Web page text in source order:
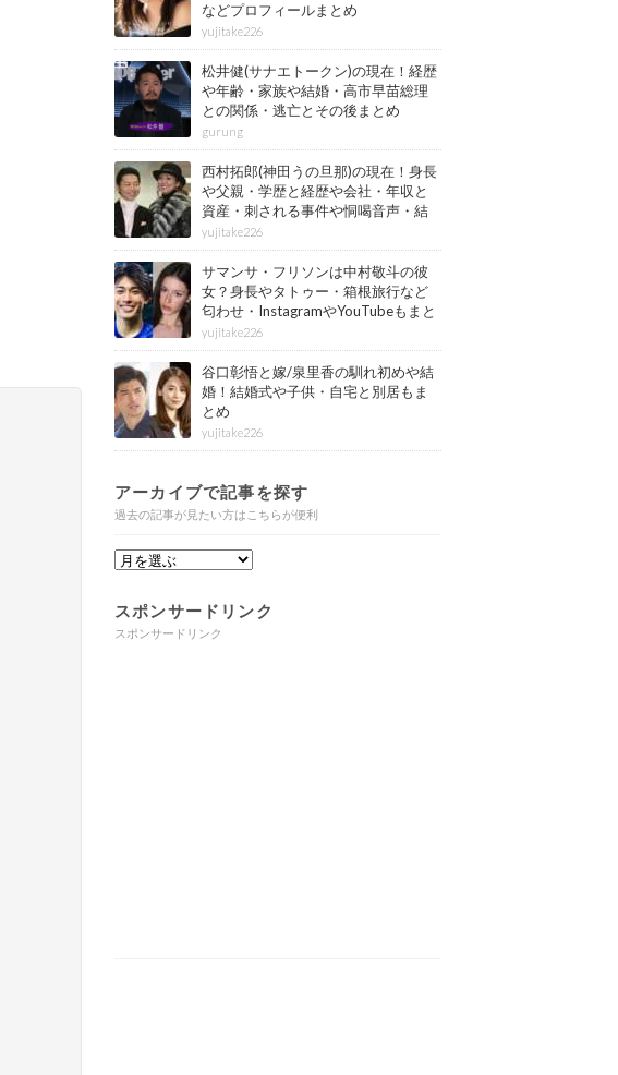
などプロフィールまとめ
yujitake226
松井健(サナエトークン)の現在！経歴
や年齢・家族や結婚・高市早苗総理
との関係・逃亡とその後まとめ
gurung
西村拓郎(神田うの旦那)の現在！身長
や父親・学歴と経歴や会社・年収と
資産・刺される事件や恫喝音声・結
婚と子供や自宅・脳梗塞の病気もま
とめ
yujitake226
サマンサ・フリソンは中村敬斗の彼
女？身長やタトゥー・箱根旅行など
匂わせ・InstagramやYouTubeもまと
め
yujitake226
谷口彰悟と嫁/泉里香の馴れ初めや結
婚！結婚式や子供・自宅と別居もま
とめ
yujitake226
アーカイブで記事を探す
過去の記事が見たい方はこちらが便利
スポンサードリンク
スポンサードリンク